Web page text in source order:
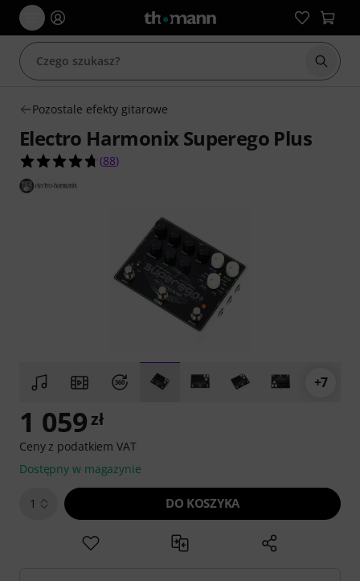
Pozostale efekty gitarowe
Electro Harmonix Superego Plus
4.7 na 5 gwiazdek z 88 ocen klientów
(88)
+7
1 059zł
Ceny z podatkiem VAT
Dostępny w magazynie
1 DO KOSZYKA